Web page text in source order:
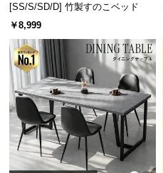
[SS/S/SD/D] 竹製すのこベッド
￥8,999